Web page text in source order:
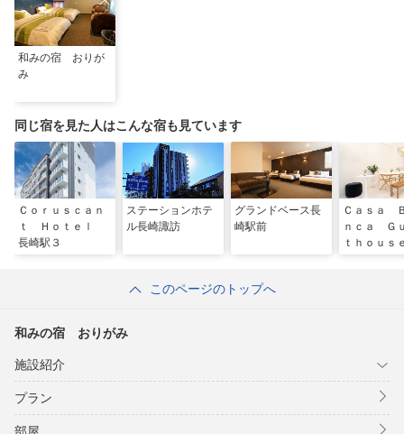
和みの宿 おりが
み
同じ宿を見た人はこんな宿も見ています
Ｃｏｒｕｓｃａｎ
ｔ Ｈｏｔｅｌ
長崎駅３
ステーションホテ
ル長崎諏訪
グランドベース長
崎駅前
Ｃａｓａ
ｎｃａ Ｇ
ｔｈｏｕｓ
このページのトップへ
和みの宿 おりがみ
施設紹介
プラン